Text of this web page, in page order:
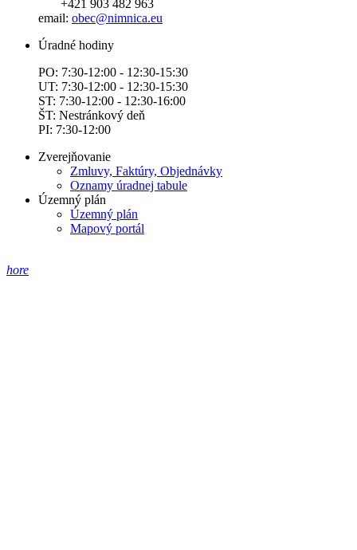
+421 903 482 963
email: obec@nimnica.eu
Úradné hodiny
PO: 7:30-12:00 - 12:30-15:30
UT: 7:30-12:00 - 12:30-15:30
ST: 7:30-12:00 - 12:30-16:00
ŠT: Nestránkový deň
PI: 7:30-12:00
Zverejňovanie
Zmluvy, Faktúry, Objednávky
Oznamy úradnej tabule
Územný plán
Územný plán
Mapový portál
hore